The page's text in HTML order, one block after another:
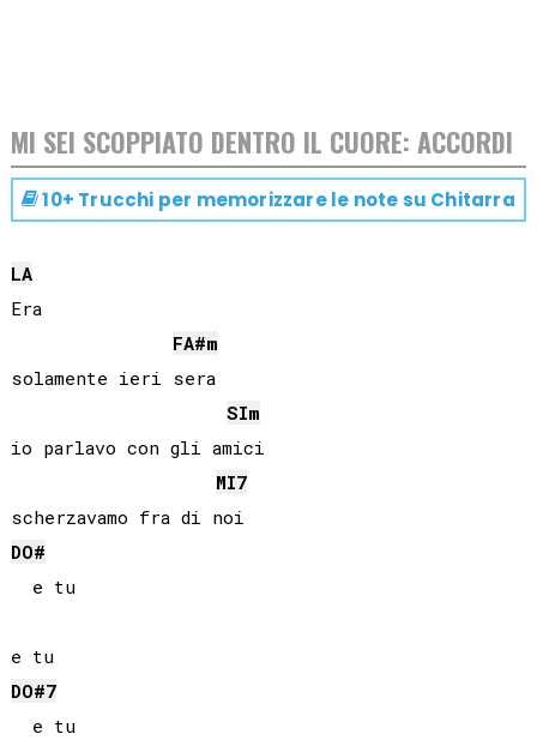
MI SEI SCOPPIATO DENTRO IL CUORE: ACCORDI
10+ Trucchi per memorizzare le note su Chitarra
LA
Era
FA#m
solamente ieri sera
SIm
io parlavo con gli amici
MI7
DO#
  e tu
DO#7
  e tu